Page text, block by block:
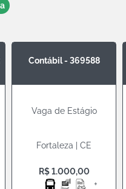
Contábil - 369588
Vaga de Estágio
Fortaleza | CE
R$ 1.000,00
+